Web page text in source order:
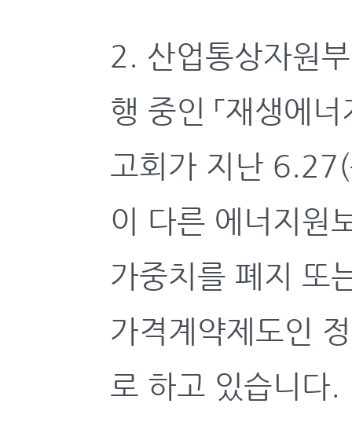
2. 산업통상자원
행 중인 「재생에
고회가 지난
이 다른 에너지원
가중치를 폐지 또
가격계약제도인
로 하고 있습니다.